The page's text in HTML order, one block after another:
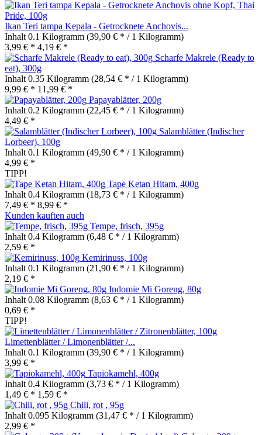
Ikan Teri tampa Kepala - Getrocknete Anchovis...
Inhalt 0.1 Kilogramm (39,90 € * / 1 Kilogramm)
3,99 € * 4,19 € *
Scharfe Makrele (Ready to
eat), 300g
Inhalt 0.35 Kilogramm (28,54 € * / 1 Kilogramm)
9,99 € * 11,99 € *
Papayablätter, 200g
Inhalt 0.2 Kilogramm (22,45 € * / 1 Kilogramm)
4,49 € *
Salamblätter (Indischer
Lorbeer), 100g
Inhalt 0.1 Kilogramm (49,90 € * / 1 Kilogramm)
4,99 € *
TIPP!
Tape Ketan Hitam, 400g
Inhalt 0.4 Kilogramm (18,73 € * / 1 Kilogramm)
7,49 € * 8,99 € *
Kunden kauften auch
Tempe, frisch, 395g
Inhalt 0.4 Kilogramm (6,48 € * / 1 Kilogramm)
2,59 € *
Kemirinuss, 100g
Inhalt 0.1 Kilogramm (21,90 € * / 1 Kilogramm)
2,19 € *
Indomie Mi Goreng, 80g
Inhalt 0.08 Kilogramm (8,63 € * / 1 Kilogramm)
0,69 € *
TIPP!
Limettenblätter / Limonenblätter /...
Inhalt 0.1 Kilogramm (39,90 € * / 1 Kilogramm)
3,99 € *
Tapiokamehl, 400g
Inhalt 0.4 Kilogramm (3,73 € * / 1 Kilogramm)
1,49 € * 1,59 € *
Chili, rot , 95g
Inhalt 0.095 Kilogramm (31,47 € * / 1 Kilogramm)
2,99 € *